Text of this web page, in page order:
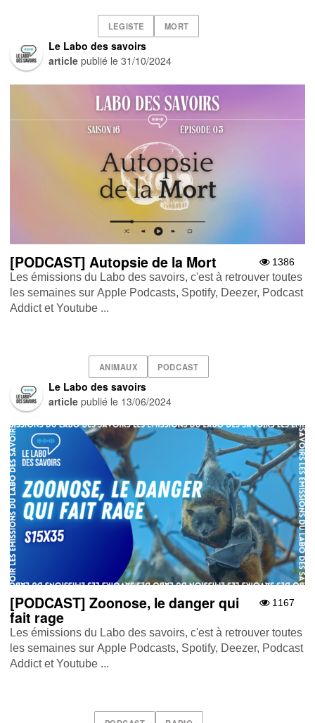
LEGISTE MORT
Le Labo des savoirs
article publié le31/10/2024
1386
[PODCAST] Autopsie de la Mort
Les émissions du Labo des savoirs, c'est à retrouver toutes
les semaines sur Apple Podcasts , Spotify , Deezer , Podcast
Addict et Youtube ...
ANIMAUX PODCAST
Le Labo des savoirs
article publié le 13/06/2024
1167
[PODCAST] Zoonose, le danger qui
fait rage
Les émissions du Labo des savoirs, c'est à retrouver toutes
les semaines sur Apple Podcasts , Spotify , Deezer , Podcast
Addict et Youtube ...